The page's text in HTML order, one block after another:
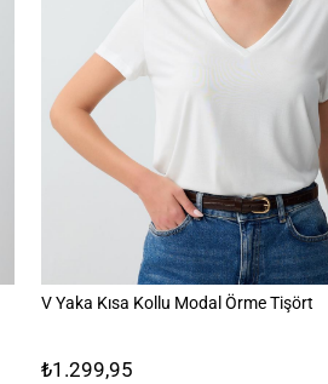
V Yaka Kısa Kollu Modal Örme Tişört
₺1.299,95